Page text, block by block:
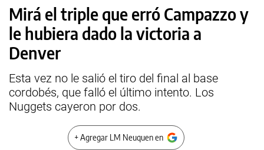
Mirá el triple que erró Campazzo y
le hubiera dado la victoria a
Denver
Esta vez no le salió el tiro del final al base
cordobés, que falló el último intento. Los
Nuggets cayeron por dos.
+ Agregar LM Neuquen en